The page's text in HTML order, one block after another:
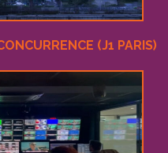
(J1 PARIS)